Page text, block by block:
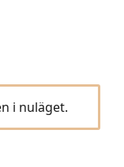
i nuläget.